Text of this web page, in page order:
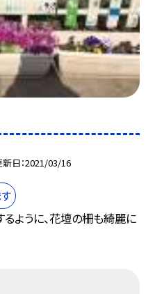
新日 2021/03/16
ように、花壇の柵も綺麗に